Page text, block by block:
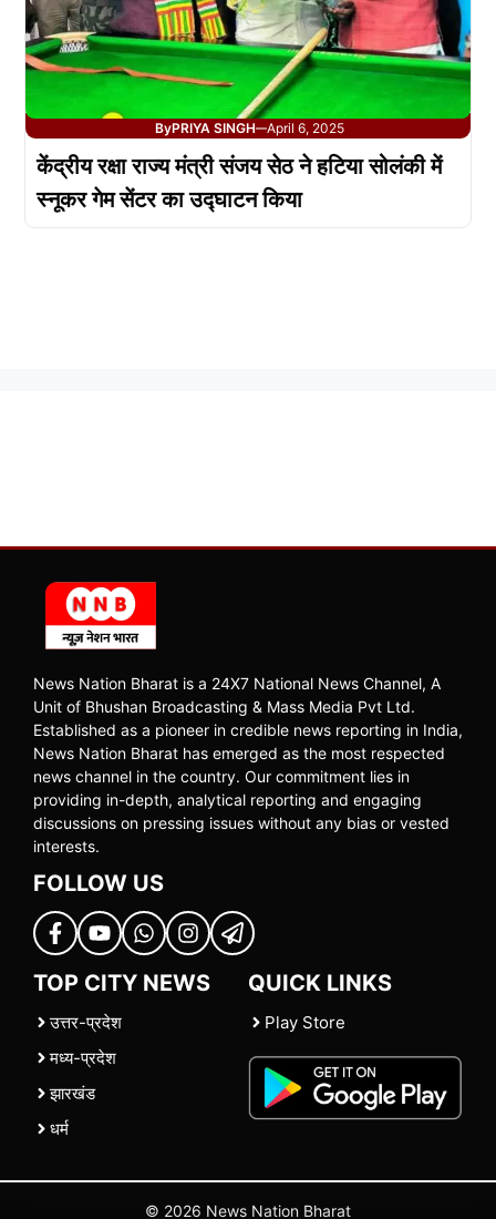
ByPRIYA SINGH—April 6, 2025
केंद्रीय रक्षा राज्य मंत्री संजय सेठ ने हटिया सोलंकी में
स्नूकर गेम सेंटर का उद्घाटन किया
News Nation Bharat is a 24X7 National News Channel, A
Unit of Bhushan Broadcasting & Mass Media Pvt Ltd.
Established as a pioneer in credible news reporting in India,
News Nation Bharat has emerged as the most respected
news channel in the country. Our commitment lies in
providing in-depth, analytical reporting and engaging
discussions on pressing issues without any bias or vested
interests.
FOLLOW US
TOP CITY NEWS
उत्तर-प्रदेश
मध्य-प्रदेश
झारखंड
धर्म
QUICK LINKS
Play Store
© 2026 News Nation Bharat